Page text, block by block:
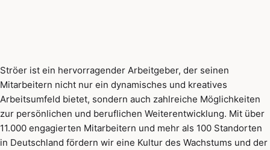
Ströer ist ein hervorragender Arbeitgeber, der seinen
Mitarbeitern nicht nur ein dynamisches und kreatives
Arbeitsumfeld bietet, sondern auch zahlreiche Möglichkeiten
zur persönlichen und beruflichen Weiterentwicklung. Mit über
11.000 engagierten Mitarbeitern und mehr als 100 Standorten
in Deutschland fördern wir eine Kultur des Wachstums und der